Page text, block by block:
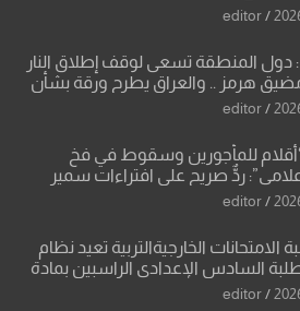
editor
المنطقة تسعى لوقف إطلاق النار
هرمز .. والعراق يطرح ورقة بشأن
editor
للمأجورين وسقوط في فخ
ردٌّ صريح على افتراءات سمير
editor
الخارجيةالتربية تعيد نظام
السادس الإعدادي الراسبين بمادة
editor